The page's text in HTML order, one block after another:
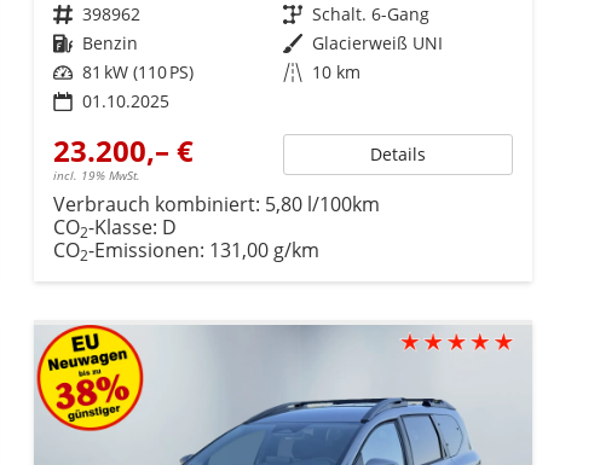
Fahrzeugnr. 398962 Getriebe Schalt. 6-Gang
Kraftstoff Benzin Außenfarbe Glacierweiß UNI
Leistung 81 kW (110 PS) Kilometerstand 10 km
01.10.2025
23.200,– €
incl. 19% MwSt.
Details
Verbrauch kombiniert: 5,80 l/100km
CO2-Klasse: D
CO2-Emissionen: 131,00 g/km